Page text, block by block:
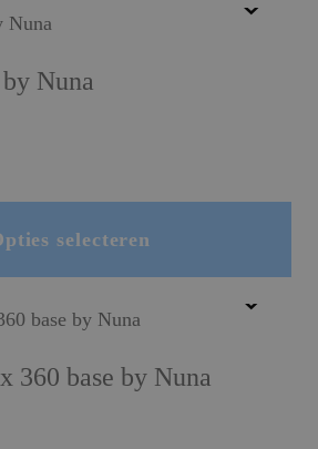
Nuna
selecteren
360 base by Nuna